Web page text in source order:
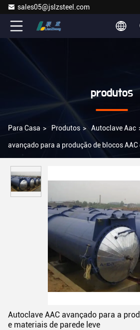
sales05@jslzsteel.com
produtos
Para Casa > Produtos > Autoclave Aac
avançado para a produção de blocos
Autoclave AAC avançado para a
e materiais de parede leve